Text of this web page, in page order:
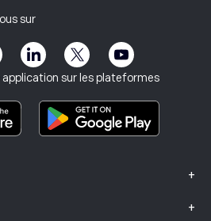
sur
application sur les plateformes
+
+
clés
(clients FCA)